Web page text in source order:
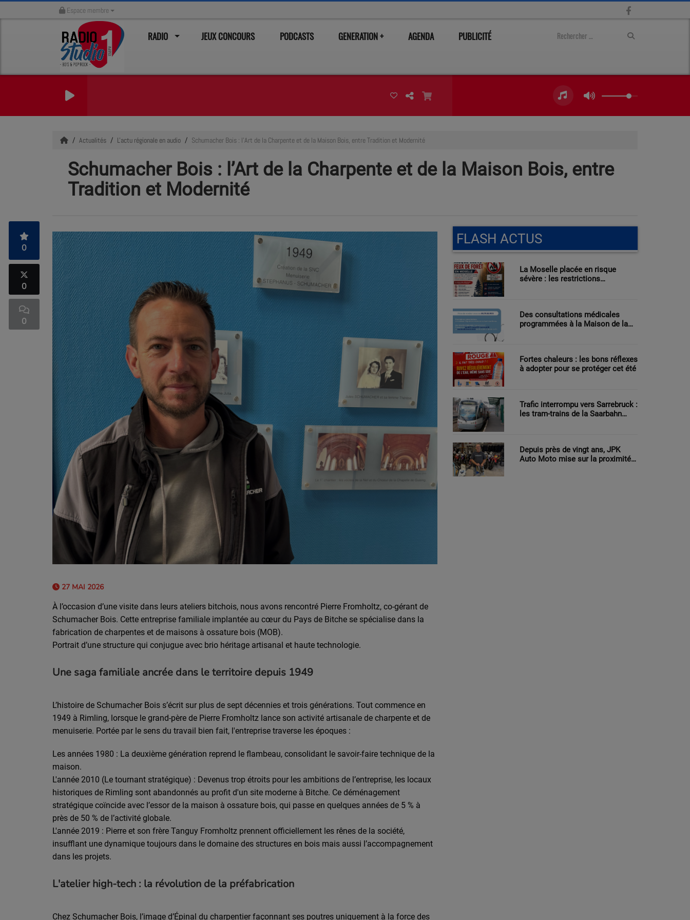
Espace membre
RADIO JEUX CONCOURS PODCASTS GENERATION + AGENDA PUBLICITÉ
Actualités L'actu régionale en audio Schumacher Bois : l’Art de la Charpente et de la Maison Bois, entre Tradition et Modernité
Schumacher Bois : l’Art de la Charpente et de la Maison Bois, entre
Tradition et Modernité
0
0
0
27 MAI 2026
À l’occasion d’une visite dans leurs ateliers bitchois, nous avons rencontré Pierre Fromholtz, co-gérant de
Schumacher Bois. Cette entreprise familiale implantée au cœur du Pays de Bitche se spécialise dans la
fabrication de charpentes et de maisons à ossature bois (MOB).
Portrait d’une structure qui conjugue avec brio héritage artisanal et haute technologie.
Une saga familiale ancrée dans le territoire depuis 1949
L’histoire de Schumacher Bois s’écrit sur plus de sept décennies et trois générations. Tout commence en
1949 à Rimling, lorsque le grand-père de Pierre Fromholtz lance son activité artisanale de charpente et de
menuiserie. Portée par le sens du travail bien fait, l'entreprise traverse les époques :
Les années 1980 : La deuxième génération reprend le flambeau, consolidant le savoir-faire technique de la
maison.
L'année 2010 (Le tournant stratégique) : Devenus trop étroits pour les ambitions de l’entreprise, les locaux
historiques de Rimling sont abandonnés au profit d'un site moderne à Bitche. Ce déménagement
stratégique coïncide avec l’essor de la maison à ossature bois, qui passe en quelques années de 5 % à
près de 50 % de l’activité globale.
L'année 2019 : Pierre et son frère Tanguy Fromholtz prennent officiellement les rênes de la société,
insufflant une dynamique toujours dans le domaine des structures en bois mais aussi l’accompagnement
dans les projets.
L'atelier high-tech : la révolution de la préfabrication
Chez Schumacher Bois, l’image d’Épinal du charpentier façonnant ses poutres uniquement à la force des
FLASH ACTUS
La Moselle placée en risque
sévère : les restrictions
Des consultations médicales
programmées à la Maison de la
Fortes chaleurs : les bons réflexes
à adopter pour se protéger cet été
Trafic interrompu vers Sarrebruck :
les tram-trains de la Saarbahn
Depuis près de vingt ans, JPK
Auto Moto mise sur la proximité